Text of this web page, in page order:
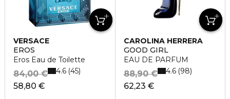
VERSACE
EROS
Eros Eau de Toilette
58,80 €
84,00 € 4.6 45
CAROLINA HERRERA
GOOD GIRL
EAU DE PARFUM
62,23 €
88,90 € 4.6 98